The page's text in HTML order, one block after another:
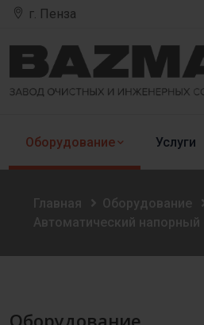
г. Пенза
Оборудование Услуги
Главная Оборудование
Автоматический напорный
Оборудование